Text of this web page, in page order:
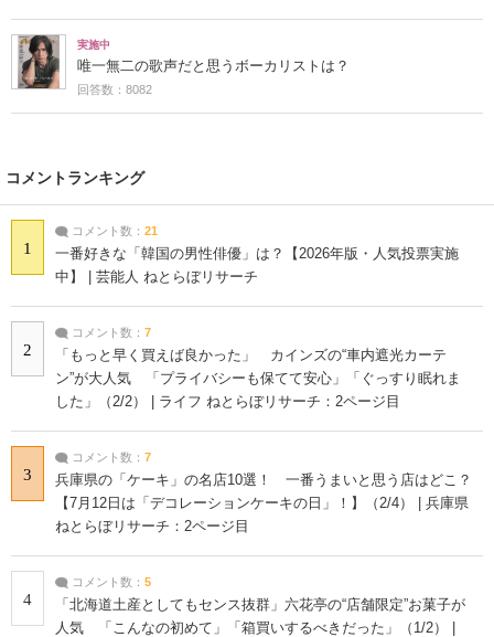
実施中
唯一無二の歌声だと思うボーカリストは？
回答数：8082
コメントランキング
1
コメント数： 21
一番好きな「韓国の男性俳優」は？【2026年版・人気投票実施
中】 | 芸能人 ねとらぼリサーチ
2
コメント数： 7
「もっと早く買えば良かった」 カインズの“車内遮光カーテ
ン”が大人気 「プライバシーも保てて安心」「ぐっすり眠れま
した」（2/2） | ライフ ねとらぼリサーチ：2ページ目
3
コメント数： 7
兵庫県の「ケーキ」の名店10選！ 一番うまいと思う店はどこ？
【7月12日は「デコレーションケーキの日」！】（2/4） | 兵庫県
ねとらぼリサーチ：2ページ目
4
コメント数： 5
「北海道土産としてもセンス抜群」六花亭の“店舗限定”お菓子が
人気 「こんなの初めて」「箱買いするべきだった」（1/2） |